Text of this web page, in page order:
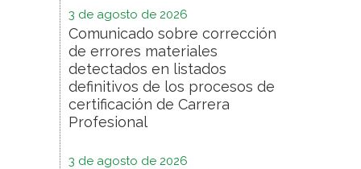
3 de agosto de 2026
Comunicado sobre corrección
de errores materiales
detectados en listados
definitivos de los procesos de
certificación de Carrera
Profesional
3 de agosto de 2026